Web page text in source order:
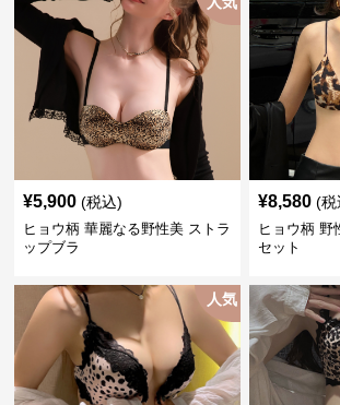
¥5,900 (税込)
ヒョウ柄 華麗なる野性美 ストラ
ップブラ
¥8,580 (税
ヒョウ柄 野
セット
人気